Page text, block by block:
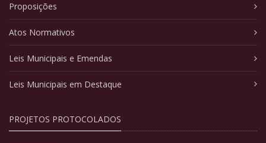
Proposições
Atos Normativos
Leis Municipais e Emendas
Leis Municipais em Destaque
PROJETOS PROTOCOLADOS